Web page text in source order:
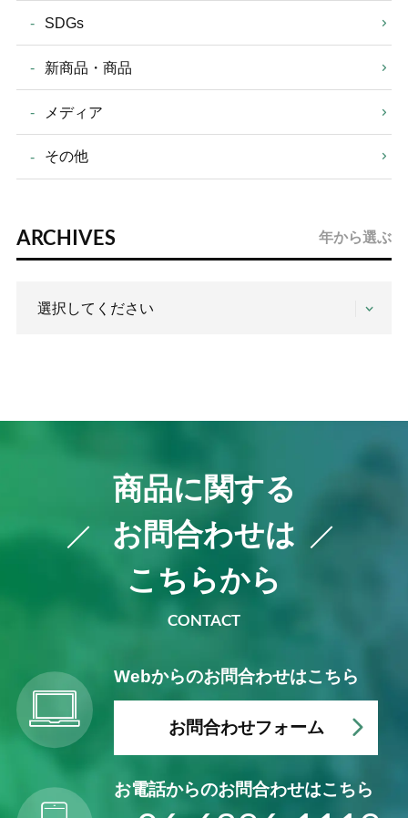
SDGs
新商品・商品
メディア
その他
ARCHIVES 年から選ぶ
商品に関する
お問合わせは
こちらから
CONTACT
Webからのお問合わせはこちら
お問合わせフォーム
お電話からのお問合わせはこちら